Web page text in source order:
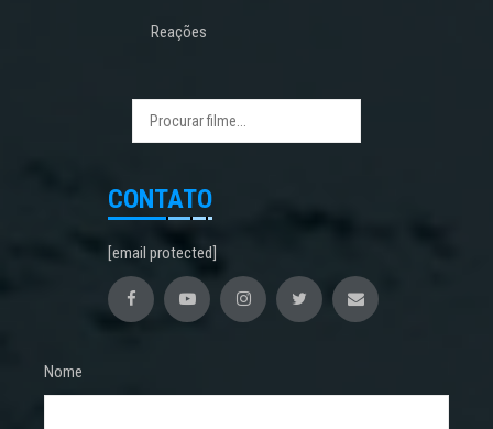
Reações
CONTATO
[email protected]
Nome